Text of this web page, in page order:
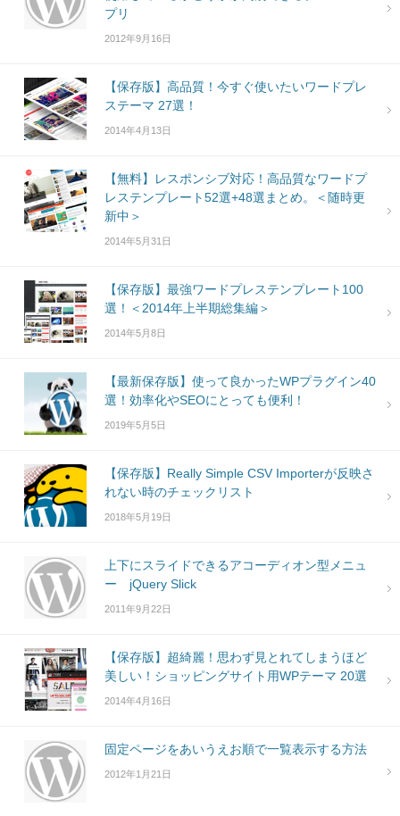
プリ
2012年9月16日
【保存版】高品質！今すぐ使いたいワードプレ
ステーマ 27選！
2014年4月13日
【無料】レスポンシブ対応！高品質なワードプ
レステンプレート52選+48選まとめ。＜随時更
新中＞
2014年5月31日
【保存版】最強ワードプレステンプレート100
選！＜2014年上半期総集編＞
2014年5月8日
【最新保存版】使って良かったWPプラグイン40
選！効率化やSEOにとっても便利！
2019年5月5日
【保存版】Really Simple CSV Importerが反映さ
れない時のチェックリスト
2018年5月19日
上下にスライドできるアコーディオン型メニュ
ー jQuery Slick
2011年9月22日
【保存版】超綺麗！思わず見とれてしまうほど
美しい！ショッピングサイト用WPテーマ 20選
2014年4月16日
固定ページをあいうえお順で一覧表示する方法
2012年1月21日